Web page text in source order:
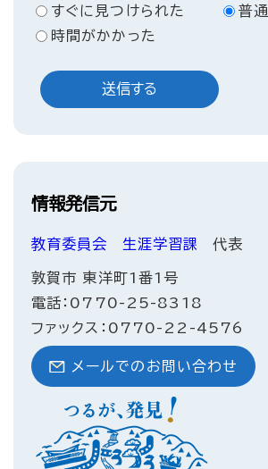
すぐに見つけられた
普通
時間がかかった
情報発信元
教育委員会 生涯学習課 代表
敦賀市 東洋町1番1号
電話：0770-25-8318
ファックス：0770-22-4576
メールでのお問い合わせ